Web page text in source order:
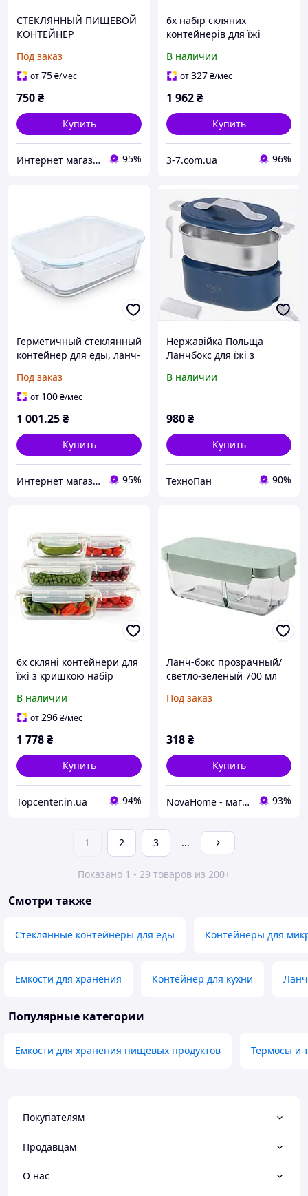
СТЕКЛЯННЫЙ ПИЩЕВОЙ
КОНТЕЙНЕР
КОНТЕЙНЕР С КРЫШКОЙ
1,3л ЛАНЧБОКС
Под заказ
от75₴/мес
750₴
Купить
Интернет магазин - Маркет 95%
6x набір скляних
контейнерів для їжі
ланчбокс коробка
В наличии
от327₴/мес
1 962₴
Купить
3-7.com.ua 96%
Герметичный стеклянный
контейнер для еды, ланч-
Под заказ
от 100₴/мес
1 001.25₴
Купить
Интернет магазин - Маркет 95%
Нержавійка Польща
Ланчбокс для їжі з
Electric Lunch Box (AD
В наличии
980₴
Купить
ТехноПан 90%
6x скляні контейнери для
їжі з кришкою набір
температур ланч-бокси
В наличии
от296₴/мес
1 778₴
Купить
Topcenter.in.ua 94%
Ланч-бокс прозрачный/
светло-зеленый 700 мл
606.173.87
Под заказ
318₴
Купить
NovaHome - магазин товарів для дому і не тільки 93%
1 2 3 ...
Показано 1 - 29 товаров из 200+
Смотри также
Стеклянные контейнеры для еды Контейнеры для
Емкости для хранения Контейнер для кухни
Популярные категории
Емкости для хранения пищевых продуктов Термосы и
Покупателям
Продавцам
О нас